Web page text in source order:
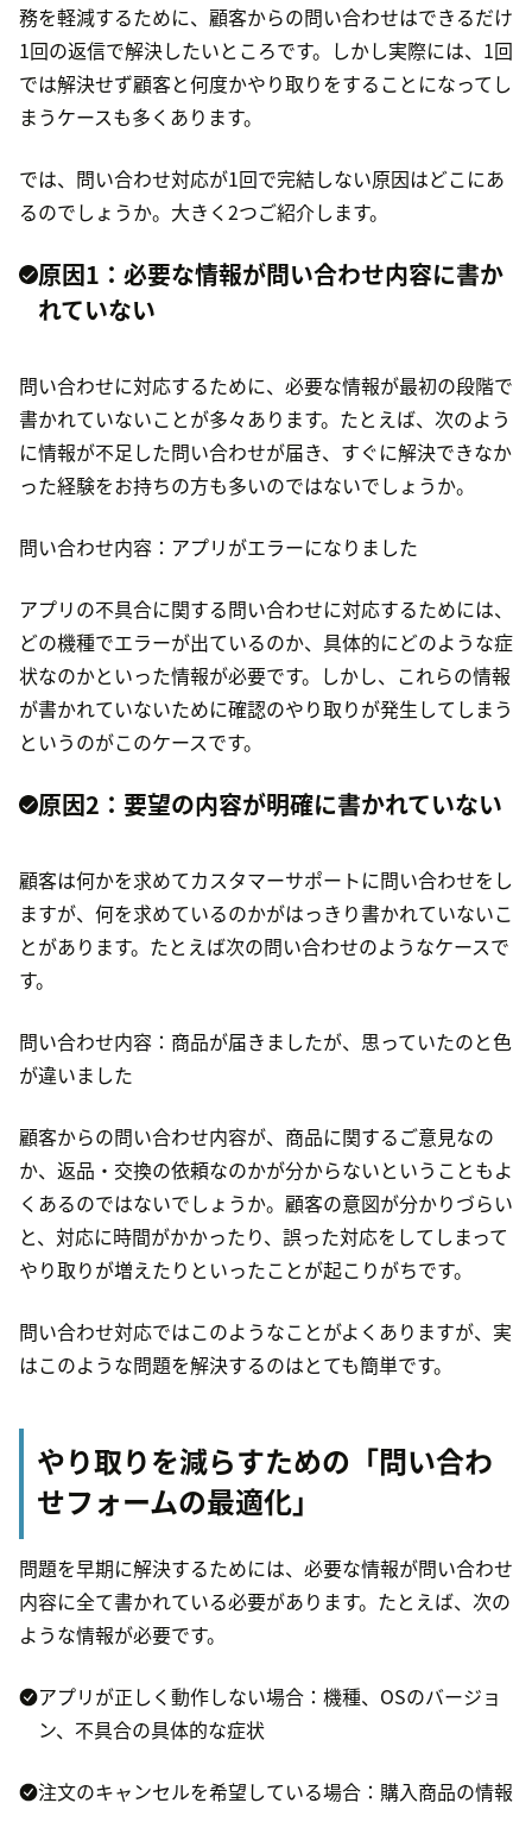
務を軽減するために、顧客からの問い合わせはできるだけ
1回の返信で解決したいところです。しかし実際には、1回
では解決せず顧客と何度かやり取りをすることになってし
まうケースも多くあります。
では、問い合わせ対応が1回で完結しない原因はどこにあ
るのでしょうか。大きく2つご紹介します。
原因1：必要な情報が問い合わせ内容に書か
れていない
問い合わせに対応するために、必要な情報が最初の段階で
書かれていないことが多々あります。たとえば、次のよう
に情報が不足した問い合わせが届き、すぐに解決できなか
った経験をお持ちの方も多いのではないでしょうか。
問い合わせ内容：アプリがエラーになりました
アプリの不具合に関する問い合わせに対応するためには、
どの機種でエラーが出ているのか、具体的にどのような症
状なのかといった情報が必要です。しかし、これらの情報
が書かれていないために確認のやり取りが発生してしまう
というのがこのケースです。
原因2：要望の内容が明確に書かれていない
顧客は何かを求めてカスタマーサポートに問い合わせをし
ますが、何を求めているのかがはっきり書かれていないこ
とがあります。たとえば次の問い合わせのようなケースで
す。
問い合わせ内容：商品が届きましたが、思っていたのと色
が違いました
顧客からの問い合わせ内容が、商品に関するご意見なの
か、返品・交換の依頼なのかが分からないということもよ
くあるのではないでしょうか。顧客の意図が分かりづらい
と、対応に時間がかかったり、誤った対応をしてしまって
やり取りが増えたりといったことが起こりがちです。
問い合わせ対応ではこのようなことがよくありますが、実
はこのような問題を解決するのはとても簡単です。
やり取りを減らすための「問い合わ
せフォームの最適化」
問題を早期に解決するためには、必要な情報が問い合わせ
内容に全て書かれている必要があります。たとえば、次の
ような情報が必要です。
アプリが正しく動作しない場合：機種、OSのバージョ
ン、不具合の具体的な症状
注文のキャンセルを希望している場合：購入商品の情報